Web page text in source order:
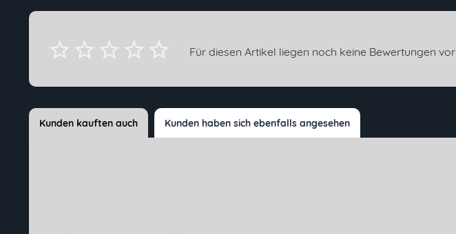
Für diesen Artikel liegen noch keine Bewertungen vor
Kunden kauften auch Kunden haben sich ebenfalls angesehen